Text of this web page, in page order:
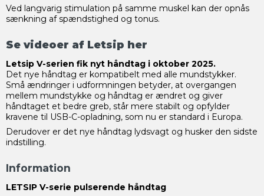
Ved langvarig stimulation på samme muskel kan der opnås
sænkning af spændstighed og tonus.
Se videoer af Letsip her
Letsip V-serien fik nyt håndtag i oktober 2025.
Det nye håndtag er kompatibelt med alle mundstykker.
Små ændringer i udformningen betyder, at overgangen
mellem mundstykke og håndtag er ændret og giver
håndtaget et bedre greb, står mere stabilt og opfylder
kravene til USB-C-opladning, som nu er standard i Europa.
Derudover er det nye håndtag lydsvagt og husker den sidste
indstilling.
Information
LETSIP V-serie pulserende håndtag